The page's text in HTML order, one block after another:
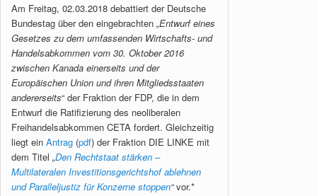
Am Freitag, 02.03.2018 debattiert der Deutsche
Bundestag über den eingebrachten „Entwurf eines
Gesetzes zu dem umfassenden Wirtschafts- und
Handelsabkommen vom 30. Oktober 2016
zwischen Kanada einerseits und der
Europäischen Union und ihren Mitgliedsstaaten
andererseits“ der Fraktion der FDP, die in dem
Entwurf die Ratifizierung des neoliberalen
Freihandelsabkommen CETA fordert. Gleichzeitig
liegt ein Antrag (pdf) der Fraktion DIE LINKE mit
dem Titel „Den Rechtstaat stärken –
Multilateralen Investitionsgerichtshof ablehnen
und Paralleljustiz für Konzerne stoppen“vor.*